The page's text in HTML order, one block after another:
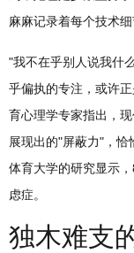
麻麻记录着每个技术细
"我不在乎别人说我什
乎偏执的专注，或许
育心理学专家指出，
展现出的"屏蔽力"，
体育大学的研究显示
虑症。
独木难支